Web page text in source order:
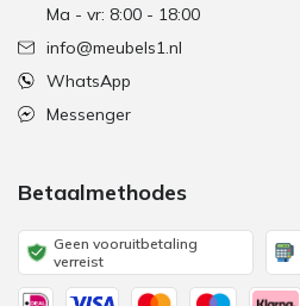
Ma - vr: 8:00 - 18:00
info@meubels1.nl
WhatsApp
Messenger
Betaalmethodes
Geen vooruitbetaling
verreist